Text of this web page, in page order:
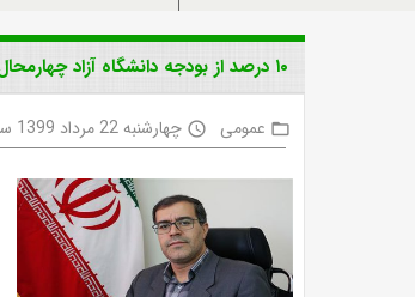
۱۰ درصد از بودجه دانشگاه آزاد چهارمحال و بختیاری از درآمدهای غیرشهریه‌ای تامین می‌شود
folder_open عمومی access_time چهارشنبه 22 مرداد 1399 ساعت 10:6